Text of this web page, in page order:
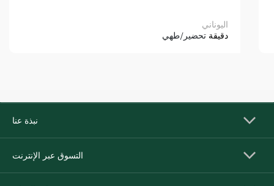
اليوناني
دقيقة تحضير/طهي
نبذة عنا
التسوق عبر الإنترنت